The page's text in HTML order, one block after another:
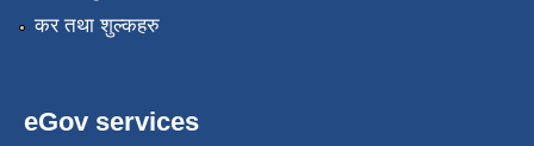
कर तथा शुल्कहरु
eGov services